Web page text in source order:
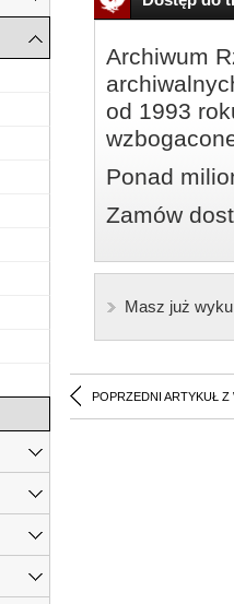
Archiwum
od 1993
Ponad
Zamów
Masz już
POPRZEDNI ARTYKUŁ Z